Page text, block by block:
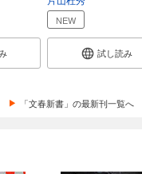
NEW
試し読み
「文春新書」の最新刊一覧へ